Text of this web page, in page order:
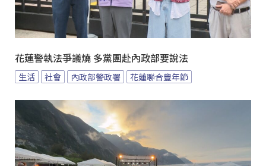
花蓮警執法爭議燒 多黨團赴內政部要說法
生活 社會 內政部警政署 花蓮聯合豐年節